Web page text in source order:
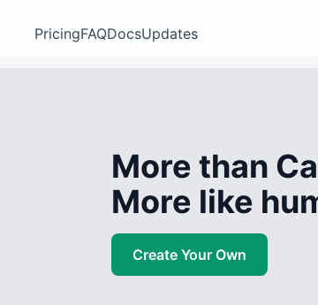
PricingFAQDocsUpdates
More than
More like
Create Your Own